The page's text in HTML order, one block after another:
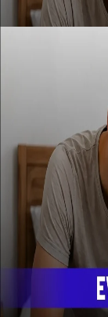
TV100
neden
2 6